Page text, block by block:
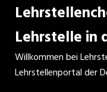
Lehrstelle in
Willkommen bei
Lehrstellenportal der